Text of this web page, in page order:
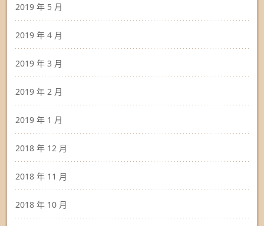
2019 年 5 月
2019 年 4 月
2019 年 3 月
2019 年 2 月
2019 年 1 月
2018 年 12 月
2018 年 11 月
2018 年 10 月